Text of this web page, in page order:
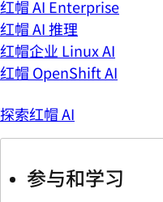
红帽 AI Enterprise
红帽 AI 推理
红帽企业 Linux AI
红帽 OpenShift AI
探索红帽 AI
参与和学习